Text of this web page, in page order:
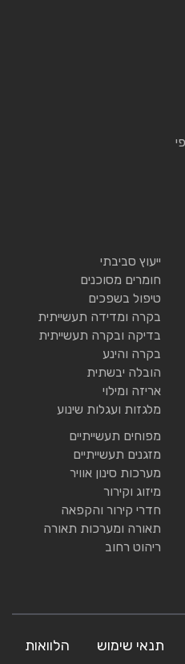
ייעוץ סביבתי
חומרים מסוכנים
טיפול בשפכים
בקרה ומדידה תעשייתית
בדיקה ובקרה תעשייתית
בקרה והינע
הובלה יבשתית
אריזה ומילוי
מלגזות ועגלות שינוע
מפוחים תעשייתיים
מזגנים תעשייתיים
מערכות סינון אוויר
מיזוג וקירור
חדרי קירור והקפאה
תאורה ומערכות תאורה
ריהוט רחוב
תנאי שימוש הלוואות